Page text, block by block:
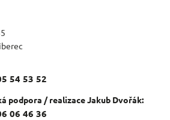
54 53 52
podpora / realizace Jakub Dvořák:
06 46 36